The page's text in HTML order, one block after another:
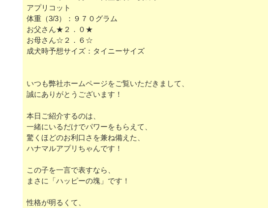
アプリコット
体重（3/3）：９７０グラム
お父さん★２．０★
お母さん☆２．６☆
成犬時予想サイズ：タイニーサイズ
いつも弊社ホームページをご覧いただきまして、
誠にありがとうございます！
本日ご紹介するのは、
一緒にいるだけでパワーをもらえて、
驚くほどのお利口さを兼ね備えた、
ハナマルアプリちゃんです！
この子を一言で表すなら、
まさに「ハッピーの塊」です！
性格が明るくて、